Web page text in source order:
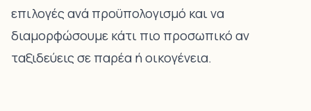
επιλογές ανά προϋπολογισμό και να
διαμορφώσουμε κάτι πιο προσωπικό αν
ταξιδεύεις σε παρέα ή οικογένεια.